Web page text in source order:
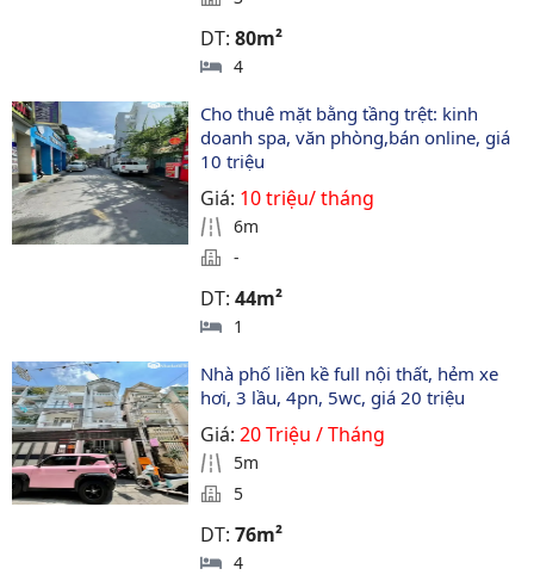
DT:80m²
4
Cho thuê mặt bằng tầng trệt: kinh
doanh spa, văn phòng,bán online, giá
10 triệu
Giá: 10 triệu/ tháng
6m
-
DT:44m²
1
Nhà phố liền kề full nội thất, hẻm xe
hơi, 3 lầu, 4pn, 5wc, giá 20 triệu
Giá:20 Triệu / Tháng
5m
5
DT:76m²
4